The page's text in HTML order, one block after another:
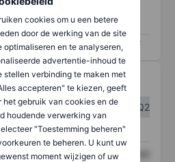
cookies om u een betere
door de werking van de site
optimaliseren en te analyseren,
advertentie-inhoud te
stellen verbinding te maken met
accepteren" te kiezen, geeft
het gebruik van cookies en de
houdende verwerking van
"Toestemming beheren"
te beheren. U kunt uw
moment wijzigen of uw
Q1
Q2
XXXXXXX XXXXXXX